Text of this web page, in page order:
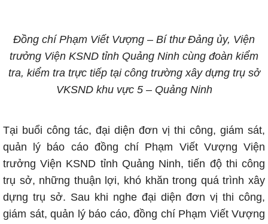
Đồng chí Phạm Viết Vượng – Bí thư Đảng ủy, Viện
trưởng Viện KSND tỉnh Quảng Ninh cùng đoàn kiểm
tra, kiểm tra trực tiếp tại công trường xây dựng trụ sở
VKSND khu vực 5 – Quảng Ninh
Tại buổi công tác, đại diện đơn vị thi công, giám sát,
quản lý báo cáo đồng chí Phạm Viết Vượng Viện
trưởng Viện KSND tỉnh Quảng Ninh, tiến độ thi công
trụ sở, những thuận lợi, khó khăn trong quá trình xây
dựng trụ sở. Sau khi nghe đại diện đơn vị thi công,
giám sát, quản lý báo cáo, đồng chí Phạm Viết Vượng